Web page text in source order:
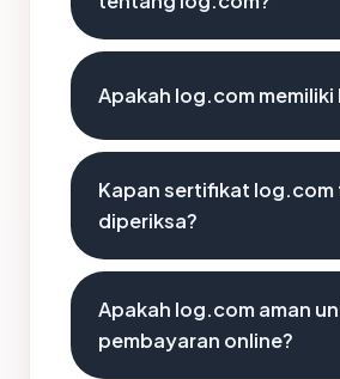
Apakah log.com memiliki
Kapan sertifikat log.com
diperiksa?
Apakah log.com aman
pembayaran online?